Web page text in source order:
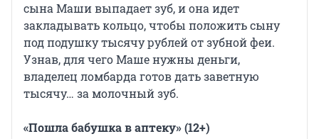
сына Маши выпадает зуб, и она идет
закладывать кольцо, чтобы положить сыну
под подушку тысячу рублей от зубной феи.
Узнав, для чего Маше нужны деньги,
владелец ломбарда готов дать заветную
тысячу… за молочный зуб.
«Пошла бабушка в аптеку» (12+)